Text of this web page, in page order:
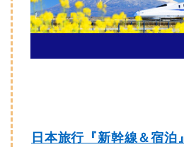
日本旅行『新幹線＆宿泊